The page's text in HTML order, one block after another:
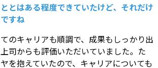
とはある程度できていたけど、それだけ
すね
のキャリアも順調で、成果もしっかり出
司からも評価いただいていました。た
を抱えていたので、キャリアについても